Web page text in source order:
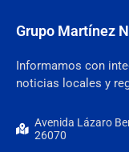
Grupo Martínez
Informamos con
noticias locales y
Avenida Lázaro
26070